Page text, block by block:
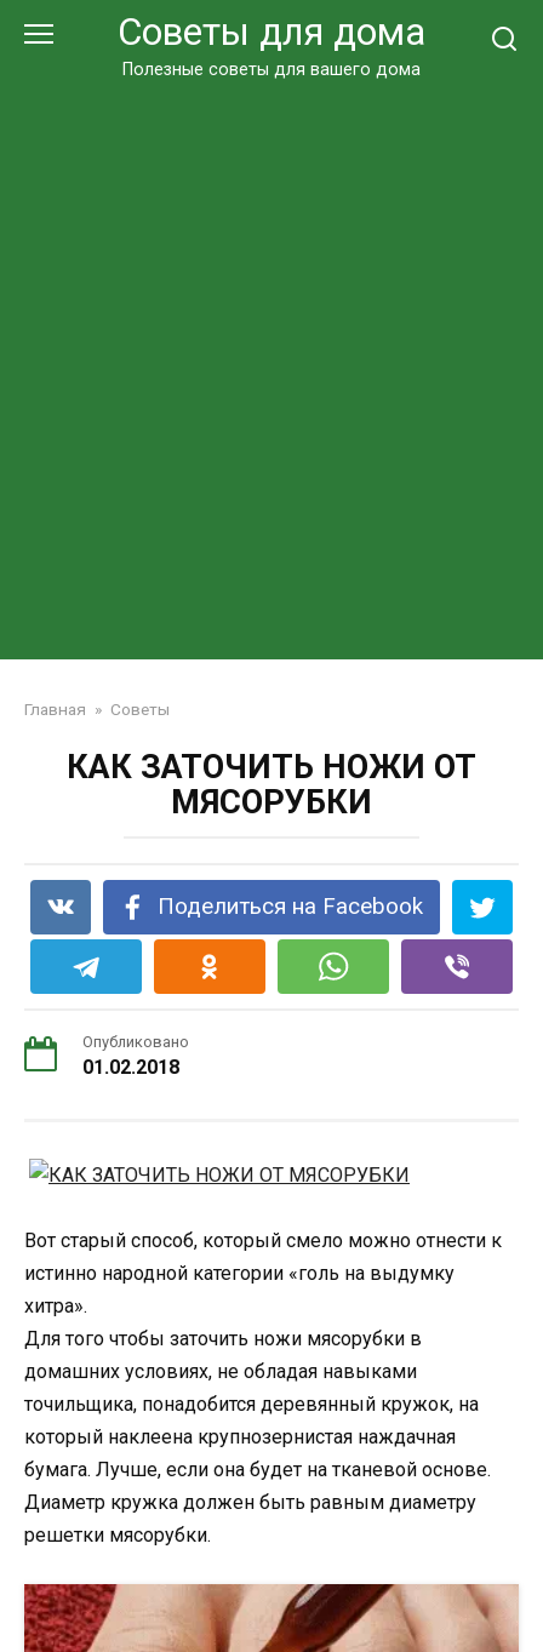
Советы для дома
Полезные советы для вашего дома
Главная » Советы
КАК ЗАТОЧИТЬ НОЖИ ОТ
МЯСОРУБКИ
Поделиться на Facebook
Опубликовано
01.02.2018
Вот старый способ, который смело можно отнести к
истинно народной категории «голь на выдумку
хитра».
Для того чтобы заточить ножи мясорубки в
домашних условиях, не обладая навыками
точильщика, понадобится деревянный кружок, на
который наклеена крупнозернистая наждачная
бумага. Лучше, если она будет на тканевой основе.
Диаметр кружка должен быть равным диаметру
решетки мясорубки.